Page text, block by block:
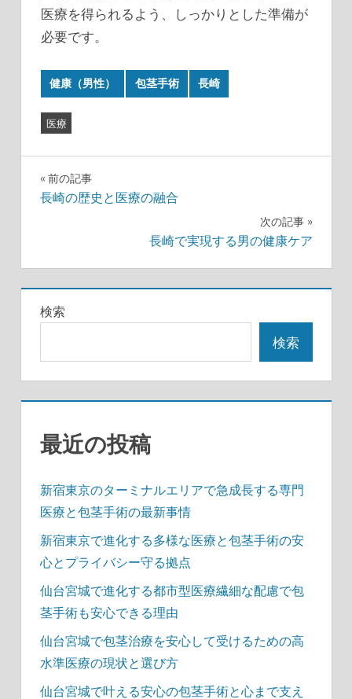
医療を得られるよう、しっかりとした準備が
必要です。
健康（男性） 包茎手術 長崎
医療
投
ビ
ゲ
シ
ョ
ン
前の記事
長崎の歴史と医療の融合
次の記事
長崎で実現する男の健康ケア
検索
検索
最近の投稿
新宿東京のターミナルエリアで急成長する専門
医療と包茎手術の最新事情
新宿東京で進化する多様な医療と包茎手術の安
心とプライバシー守る拠点
仙台宮城で進化する都市型医療繊細な配慮で包
茎手術も安心できる理由
仙台宮城で包茎治療を安心して受けるための高
水準医療の現状と選び方
仙台宮城で叶える安心の包茎手術と心まで支え